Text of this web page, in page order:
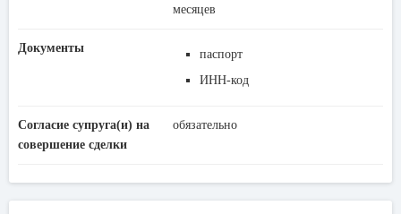
месяцев
Документы
паспорт
ИНН-код
Согласие супруга(и) на
совершение сделки
обязательно